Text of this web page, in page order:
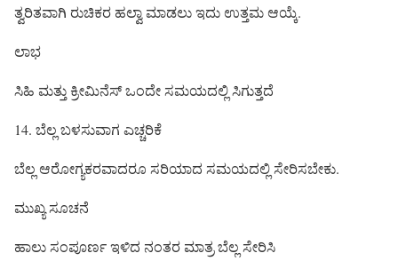
ತ್ವರಿತವಾಗಿ ರುಚಿಕರ ಹಲ್ವಾ ಮಾಡಲು ಇದು ಉತ್ತಮ ಆಯ್ಕೆ.
ಲಾಭ
ಸಿಹಿ ಮತ್ತು ಕ್ರೀಮಿನೆಸ್ ಒಂದೇ ಸಮಯದಲ್ಲಿ ಸಿಗುತ್ತದೆ
14. ಬೆಲ್ಲ ಬಳಸುವಾಗ ಎಚ್ಚರಿಕೆ
ಬೆಲ್ಲ ಆರೋಗ್ಯಕರವಾದರೂ ಸರಿಯಾದ ಸಮಯದಲ್ಲಿ ಸೇರಿಸಬೇಕು.
ಮುಖ್ಯ ಸೂಚನೆ
ಹಾಲು ಸಂಪೂರ್ಣ ಇಳಿದ ನಂತರ ಮಾತ್ರ ಬೆಲ್ಲ ಸೇರಿಸಿ